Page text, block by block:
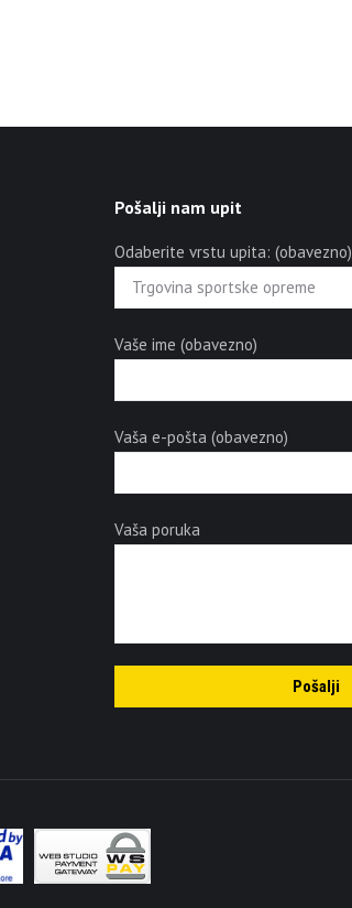
Pošalji nam upit
Odaberite vrstu upita: (obavezno)
Vaše ime (obavezno)
Vaša e-pošta (obavezno)
Vaša poruka